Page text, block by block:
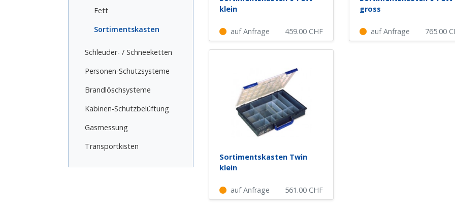
Fett
Sortimentskasten
Schleuder- / Schneeketten
Personen-Schutzsysteme
Brandlöschsysteme
Kabinen-Schutzbelüftung
Gasmessung
Transportkisten
klein
auf Anfrage 459.00 CHF
gross
auf Anfrage 765.00
Sortimentskasten Twin
klein
auf Anfrage 561.00 CHF